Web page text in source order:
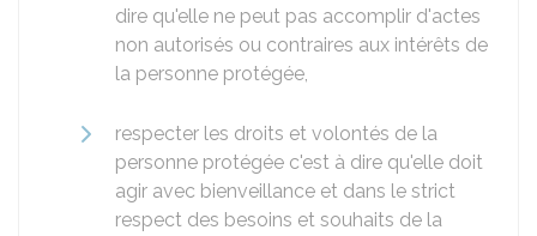
dire qu'elle ne peut pas accomplir d'actes
non autorisés ou contraires aux intérêts de
la personne protégée,
respecter les droits et volontés de la
personne protégée c'est à dire qu'elle doit
agir avec bienveillance et dans le strict
respect des besoins et souhaits de la